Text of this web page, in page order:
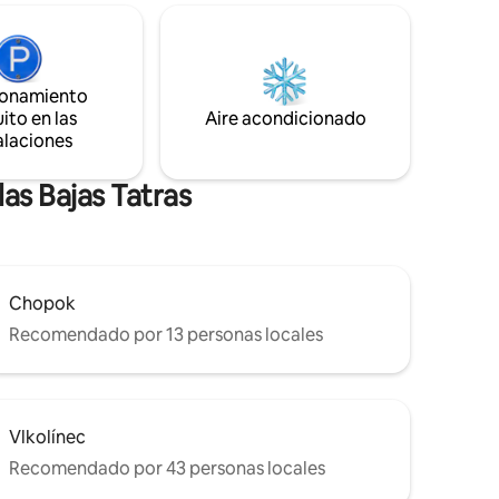
y
termales, todo a 30 minutos en coche.
en las
Aire acondicionado
Bajas Tatras
Chopok
Recomendado por 13 personas locales
Vlkolínec
Recomendado por 43 personas locales